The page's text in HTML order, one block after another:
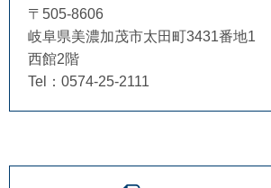
〒505-8606
岐阜県美濃加茂市太田町3431番地1
西館2階
Tel：0574-25-2111